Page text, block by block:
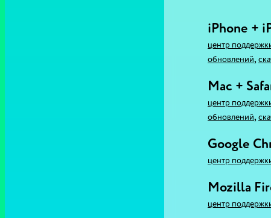
iPhone +
центр
обновлений,
Mac +
центр
обновлений,
Google
центр
Mozilla
центр